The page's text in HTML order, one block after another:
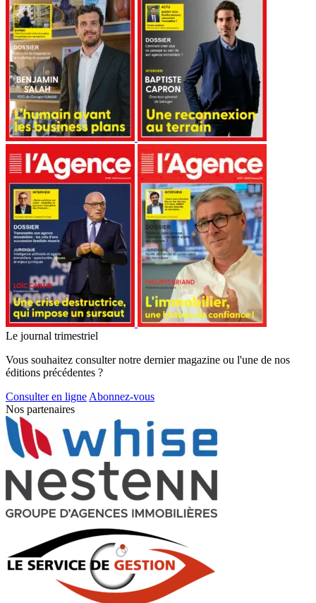
Le journal trimestriel
Vous souhaitez consulter notre dernier magazine ou l'une de nos
éditions précédentes ?
Consulter en ligne Abonnez-vous
Nos partenaires